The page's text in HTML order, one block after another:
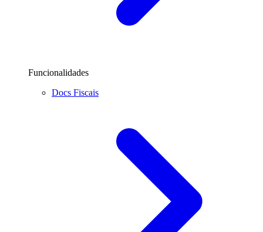
Funcionalidades
Docs Fiscais